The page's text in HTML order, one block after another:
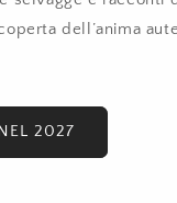
dell’anima
2027